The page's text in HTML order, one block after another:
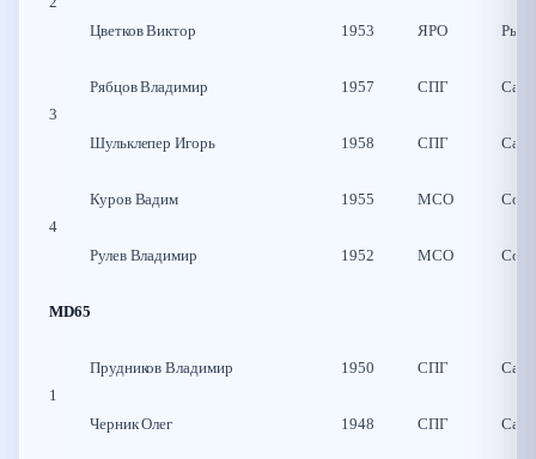
Цветков Виктор 1953 ЯРО
3
Рябцов Владимир 1957 СПГ
Шульклепер Игорь 1958 СПГ
4
Куров Вадим 1955 МСО
Рулев Владимир 1952 МСО
MD65
1
Прудников Владимир 1950 СПГ
Черник Олег 1948 СПГ